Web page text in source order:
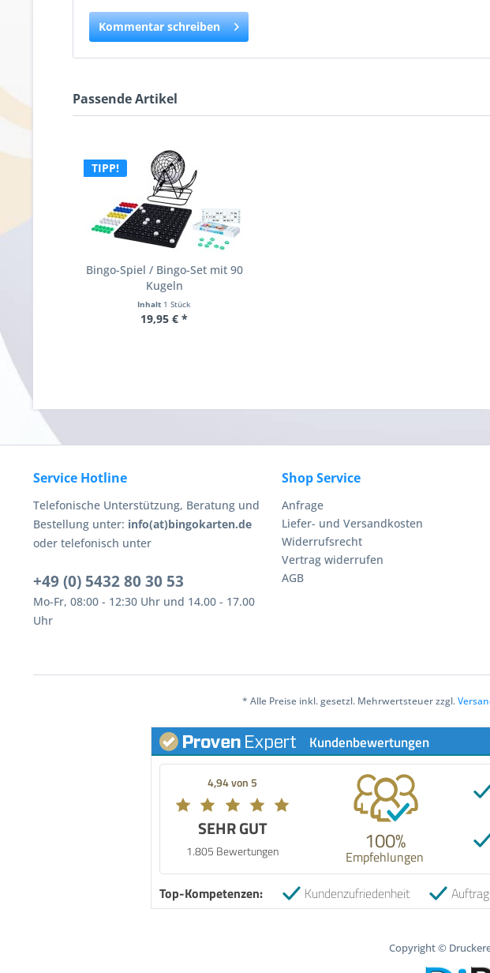
Kommentar schreiben
Passende Artikel
TIPP!
Bingo-Spiel / Bingo-Set mit 90
Kugeln
Inhalt 1 Stück
19,95 € *
Service Hotline
Telefonische Unterstützung, Beratung und
Bestellung unter: info(at)bingokarten.de
oder telefonisch unter
+49 (0) 5432 80 30 53
Mo-Fr, 08:00 - 12:30 Uhr und 14.00 - 17.00
Uhr
Shop Service
Anfrage
Liefer- und Versandkosten
Widerrufsrecht
Vertrag widerrufen
AGB
* Alle Preise inkl. gesetzl. Mehrwertsteuer zzgl.
Kundenbewertungen
4,94 von 5
SEHR GUT
1.805 Bewertungen 100%
Empfehlungen
Top-Kompetenzen: Kundenzufriedenheit
Copyright ©